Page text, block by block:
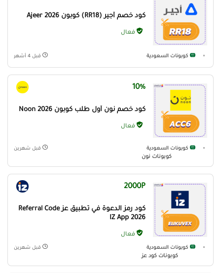
كود خصم أجير (RR18) كوبون Ajeer 2026
فعال
كوبونات السعودية قبل 4 أشهر
10%
كود خصم نون أول طلب كوبون Noon 2026
فعال
كوبونات السعودية
كوبونات نون
قبل شهرين
2000P
كود رمز الدعوة في تطبيق عز Referral Code
IZ App 2026
فعال
كوبونات السعودية
كوبونات كود عز
قبل شهرين